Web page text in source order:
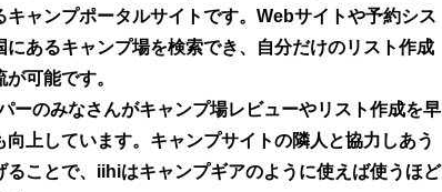
ャンプポータルサイトです。Webサイトや予約シス
あるキャンプ場を検索でき、自分だけのリスト作成
可能です。
ーのみなさんがキャンプ場レビューやリスト作成を早
上しています。キャンプサイトの隣人と協力しあう
ことで、iihiはキャンプギアのように使えば使うほど